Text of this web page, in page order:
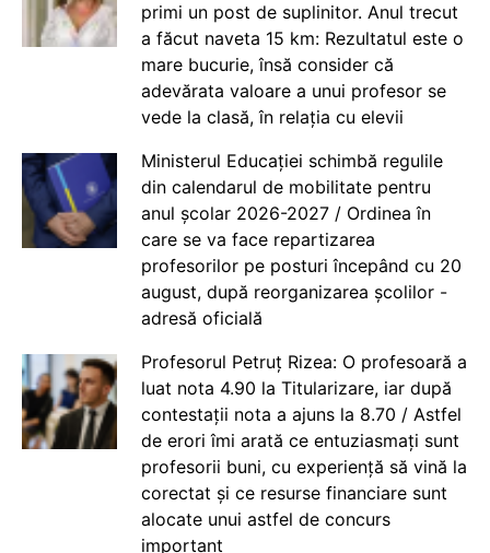
primi un post de suplinitor. Anul trecut
a făcut naveta 15 km: Rezultatul este o
mare bucurie, însă consider că
adevărata valoare a unui profesor se
vede la clasă, în relația cu elevii
Ministerul Educației schimbă regulile
din calendarul de mobilitate pentru
anul școlar 2026-2027 / Ordinea în
care se va face repartizarea
profesorilor pe posturi începând cu 20
august, după reorganizarea școlilor -
adresă oficială
Profesorul Petruț Rizea: O profesoară a
luat nota 4.90 la Titularizare, iar după
contestații nota a ajuns la 8.70 / Astfel
de erori îmi arată ce entuziasmați sunt
profesorii buni, cu experiență să vină la
corectat și ce resurse financiare sunt
alocate unui astfel de concurs
important